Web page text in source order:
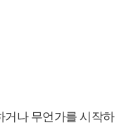
거나 무언가를 시작하